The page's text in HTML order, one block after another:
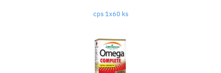
cps 1x60 ks